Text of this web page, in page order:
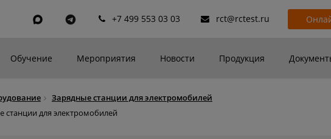
+7 499 553 03 03 rct@rctest.ru
Обучение Мероприятия Новости Продукция
Зарядные станции для электромобилей
станции для электромобилей